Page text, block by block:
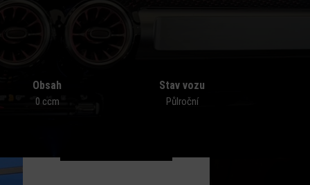
Obsah
0 ccm
Stav vozu
Půlroční